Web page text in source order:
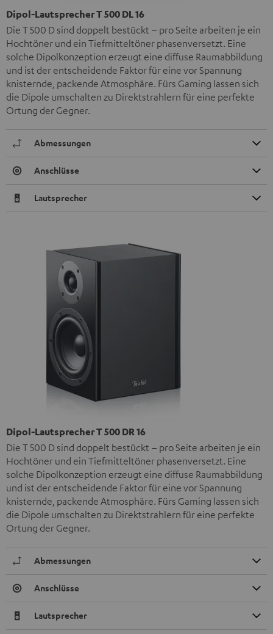
Dipol-Lautsprecher T 500 DL 16
Die T 500 D sind doppelt bestückt – pro Seite arbeiten je ein
Hochtöner und ein Tiefmitteltöner phasenversetzt. Eine
solche Dipolkonzeption erzeugt eine diffuse Raumabbildung
und ist der entscheidende Faktor für eine vor Spannung
knisternde, packende Atmosphäre. Fürs Gaming lassen sich
die Dipole umschalten zu Direktstrahlern für eine perfekte
Ortung der Gegner.
Abmessungen
Anschlüsse
Lautsprecher
Dipol-Lautsprecher T 500 DR 16
Die T 500 D sind doppelt bestückt – pro Seite arbeiten je ein
Hochtöner und ein Tiefmitteltöner phasenversetzt. Eine
solche Dipolkonzeption erzeugt eine diffuse Raumabbildung
und ist der entscheidende Faktor für eine vor Spannung
knisternde, packende Atmosphäre. Fürs Gaming lassen sich
die Dipole umschalten zu Direktstrahlern für eine perfekte
Ortung der Gegner.
Abmessungen
Anschlüsse
Lautsprecher